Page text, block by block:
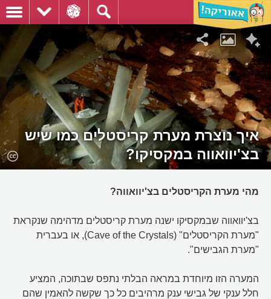
איך נוצרת מערת קריסטלים כמו שיש
בצ'יוואווה במקסיקו?
מהי מערת הקריסטלים בצ'יוואווה?
בצ'יוואווה שבמקסיקו ישנה מערת קריסטלים מדהימה שנקראת
"מערת הקריסטלים" (Cave of the Crystals), או בעברית
"מערת הגבישים".
המערה הזו מיוחדת במראה הבלתי נתפס שבתוכה, המציע
חלל ענקי של גבישי ענק מרהיבים כל כך שקשה להאמין שהם